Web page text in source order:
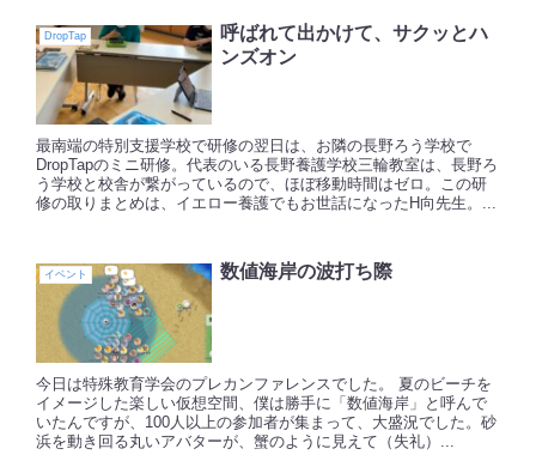
DropTap
呼ばれて出かけて、サクッとハ
ンズオン
最南端の特別支援学校で研修の翌日は、お隣の長野ろう学校で
DropTapのミニ研修。代表のいる長野養護学校三輪教室は、長野ろ
う学校と校舎が繋がっているので、ほぼ移動時間はゼロ。この研
修の取りまとめは、イエロー養護でもお世話になったH向先生。...
イベント 数値海岸の波打ち際
今日は特殊教育学会のプレカンファレンスでした。 夏のビーチを
イメージした楽しい仮想空間、僕は勝手に「数値海岸」と呼んで
いたんですが、100人以上の参加者が集まって、大盛況でした。砂
浜を動き回る丸いアバターが、蟹のように見えて（失礼）...